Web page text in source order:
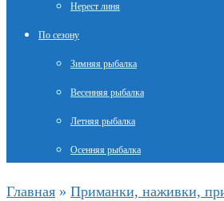
Нерест линя
По сезону
Зимняя рыбалка
Весенняя рыбалка
Летняя рыбалка
Осенняя рыбалка
Главная » Приманки, наживки,